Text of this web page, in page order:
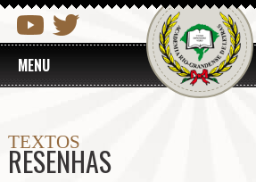
MENU
TEXTOS
RESENHAS